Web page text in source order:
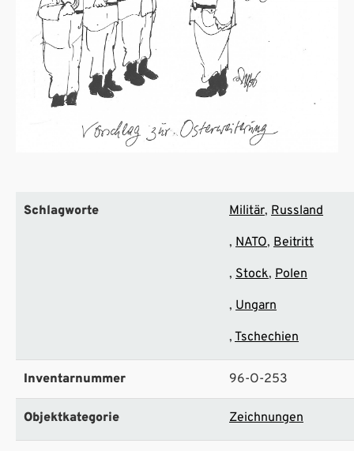
Schlagworte Militär Russland
NATO Beitritt
Stock Polen
Ungarn
Tschechien
Inventarnummer 96-O-253
Objektkategorie Zeichnungen